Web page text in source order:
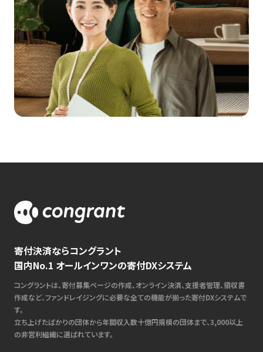
寄付決済ならコングラント
国内No.1 オールインワンの寄付DXシステム
コングラントは、寄付募集ページの作成、オンライン決済、支援者管理、領収書
作成など、ファンドレイジングに必要な全ての機能が揃った寄付DXシステムで
す。
立ち上げたばかりの団体から年間収入数十億円規模の団体まで、3,000以上
の非営利組織に選ばれています。